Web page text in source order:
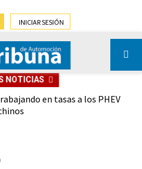
INICIAR SESIÓN
NOTICIAS
en tasas a los PHEV